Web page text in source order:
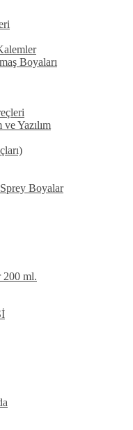
Boyaları
Yazılım
Boyalar
200 ml.